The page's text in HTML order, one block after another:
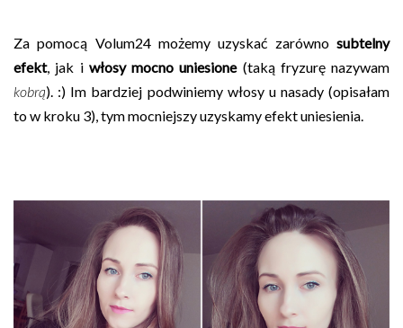
Za pomocą Volum24 możemy uzyskać zarówno subtelny
efekt, jak i włosy mocno uniesione(taką fryzurę nazywam
kobrą). :) Im bardziej podwiniemy włosy u nasady (opisałam
to w kroku 3), tym mocniejszy uzyskamy efekt uniesienia.